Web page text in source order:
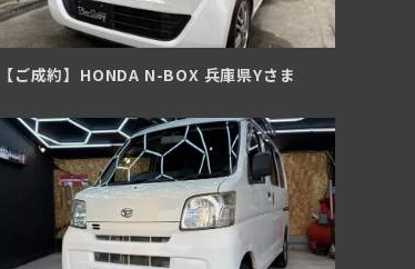
【ご成約】HONDA N-BOX 兵庫県Yさま